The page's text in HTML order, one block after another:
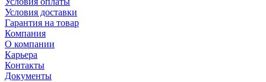
Условия доставки
Гарантия на товар
Компания
О компании
Карьера
Контакты
Документы